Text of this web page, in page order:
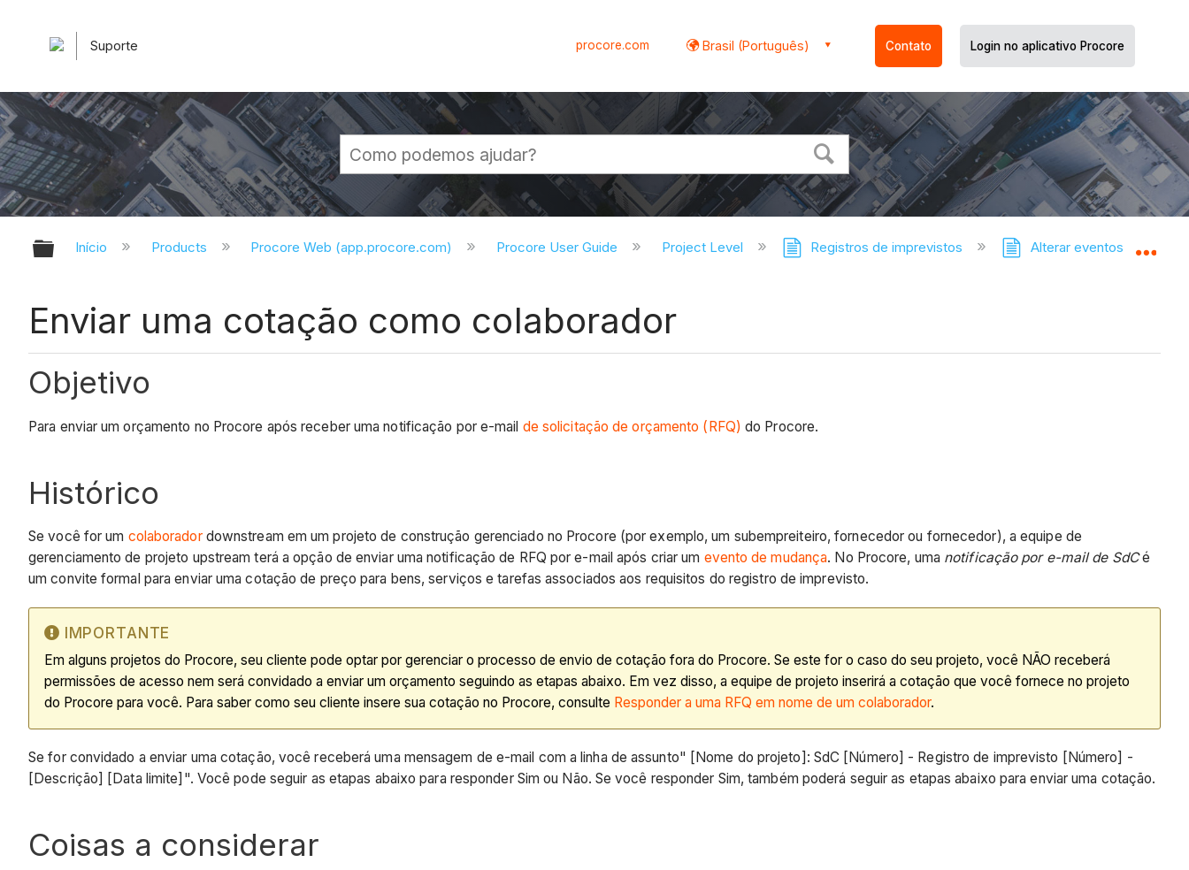
Suporte procore.com Brasil (Português) Contato Login no aplicativo Procore
Expandir/recolher hierarquia global
Início Products Procore Web (app.procore.com) Procore User Guide Project Level Registros de imprevistos Alterar eventos - tutoriais
Enviar uma cotação como colaborador
Objetivo
Para enviar um orçamento no Procore após receber uma notificação por e-mail de solicitação de orçamento (RFQ) do Procore.
Histórico
Se você for um colaboradordownstream em um projeto de construção gerenciado no Procore (por exemplo, um subempreiteiro, fornecedor ou fornecedor), a equipe de
gerenciamento de projeto upstream terá a opção de enviar uma notificação de RFQ por e-mail após criar um evento de mudança. No Procore, uma notificação por e-mail de SdCé
um convite formal para enviar uma cotação de preço para bens, serviços e tarefas associados aos requisitos do registro de imprevisto.
IMPORTANTE
Em alguns projetos do Procore, seu cliente pode optar por gerenciar o processo de envio de cotação fora do Procore. Se este for o caso do seu projeto, você NÃO receberá
permissões de acesso nem será convidado a enviar um orçamento seguindo as etapas abaixo. Em vez disso, a equipe de projeto inserirá a cotação que você fornece no projeto
do Procore para você. Para saber como seu cliente insere sua cotação no Procore, consulte Responder a uma RFQ em nome de um colaborador.
Se for convidado a enviar uma cotação, você receberá uma mensagem de e-mail com a linha de assunto" [Nome do projeto]: SdC [Número] - Registro de imprevisto [Número] -
[Descrição] [Data limite]". Você pode seguir as etapas abaixo para responder Sim ou Não. Se você responder Sim, também poderá seguir as etapas abaixo para enviar uma cotação.
Coisas a considerar